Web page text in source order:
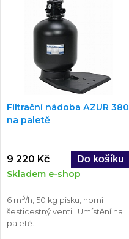
Filtrační nádoba AZUR 380
na paletě
9 220 Kč
Skladem e-shop
6 m3/h, 50 kg písku, horní
šesticestný ventil. Umístění na
paletě.